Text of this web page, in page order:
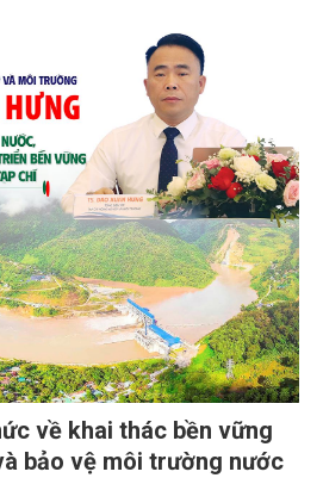
về khai thác bền vững
bảo vệ môi trường nước